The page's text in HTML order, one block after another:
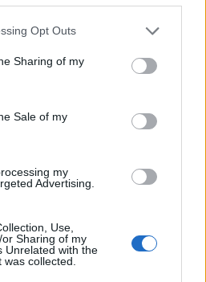
app uses one or more Google
behaviour. You may click to
and its third-party tags to
purposes in below Google
Opt Outs
Sharing of my
Sale of my
my
Advertising.
Use,
Sharing of my
Unrelated with the
collected.
célja az egyik diplomata
jelzést küldjön
miatti
külügyminiszterek
megvitatni,
lejár ötéves